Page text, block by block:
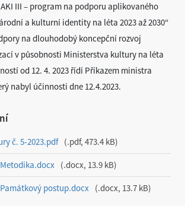
III – program na podporu aplikovaného
a kulturní identity na léta 2023 až 2030“
na dlouhodobý koncepční rozvoj
v působnosti Ministerstva kultury na léta
od 12. 4. 2023 řídí Příkazem ministra
nabyl účinnosti dne 12.4.2023.
č. 5-2023.pdf .pdf, 473.4 kB
.docx, 13.9 kB
postup.docx .docx, 13.7 kB